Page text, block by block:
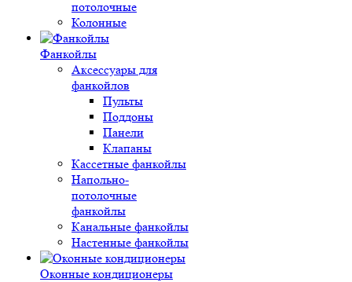
потолочные
Колонные
Фанкойлы
Аксессуары для
фанкойлов
Пульты
Поддоны
Панели
Клапаны
Кассетные фанкойлы
Напольно-
потолочные
фанкойлы
Канальные фанкойлы
Настенные фанкойлы
Оконные кондиционеры